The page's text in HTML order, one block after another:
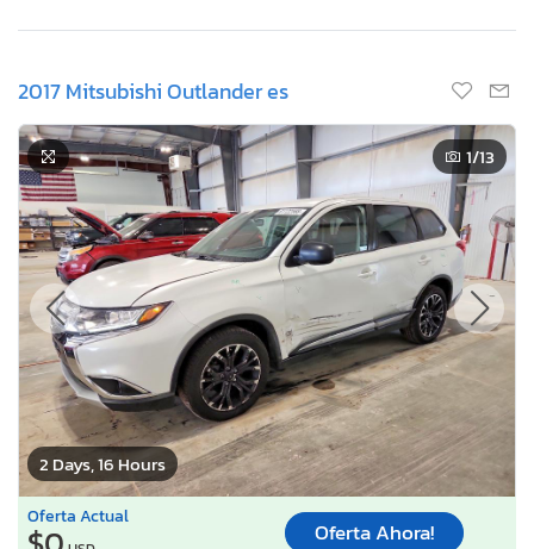
2017 Mitsubishi Outlander es
2 Days, 16 Hours
1/13
Oferta Actual
Oferta Ahora!